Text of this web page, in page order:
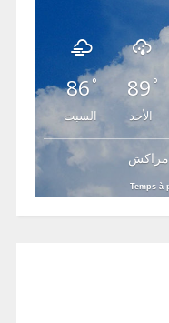
86°
السبت
89 °
الأحد
مراكش
Temps à